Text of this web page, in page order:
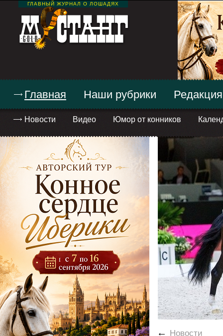
ГЛАВНЫЙ ЖУРНАЛ О ЛОШАДЯХ
Главная
Новости Видео Юмор от конников
Наши рубрики Редакция
← Новости